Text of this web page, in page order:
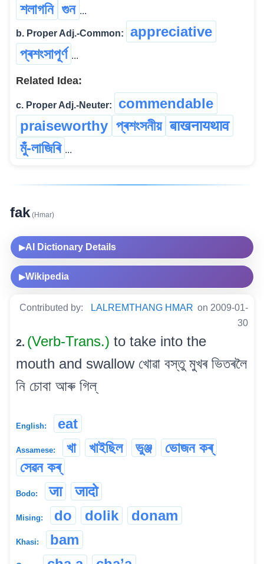
শলাগনি গুন ...
b. Proper Adj.-Common:
appreciative
প্ৰশংসাপূৰ্ণ ...
Related Idea:
c. Proper Adj.-Neuter:
commendable
praiseworthy প্ৰশংসনীয় बाखनायथाव
মুঁ-লাজিৰি ...
fak(Hmar)
▶AI Dictionary Details
▶Wikipedia
Contributed by: LALREMTHANG HMAR on 2009-01-
30
2. (Verb-Trans.) to take into the
mouth and swallow খোৱা বস্তু মুখৰ ভিতৰলৈ
নি চোবা আৰু গিল্
English: eat
Assamese: খা খাইছিল ভুঞ্জ
ভোজন কৰ্
সেৱন কৰ্
Bodo: जा जादो
Mising: do dolik donam
Khasi: bam